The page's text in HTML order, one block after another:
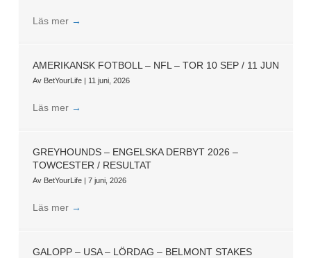
Läs mer →
AMERIKANSK FOTBOLL – NFL – TOR 10 SEP / 11 JUN
Av BetYourLife | 11 juni, 2026
Läs mer →
GREYHOUNDS – ENGELSKA DERBYT 2026 –
TOWCESTER / RESULTAT
Av BetYourLife | 7 juni, 2026
Läs mer →
GALOPP – USA – LÖRDAG – BELMONT STAKES